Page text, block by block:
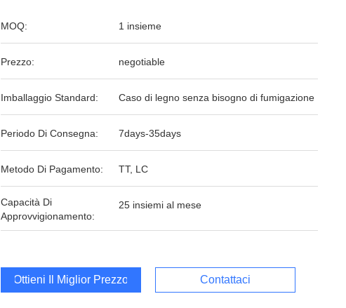
MOQ: 1 insieme
Prezzo: negotiable
Imballaggio Standard: Caso di legno senza bisogno di fumigazione
Periodo Di Consegna: 7days-35days
Metodo Di Pagamento: TT, LC
Capacità Di
Approvvigionamento:
25 insiemi al mese
Ottieni Il Miglior Prezzo Contattaci